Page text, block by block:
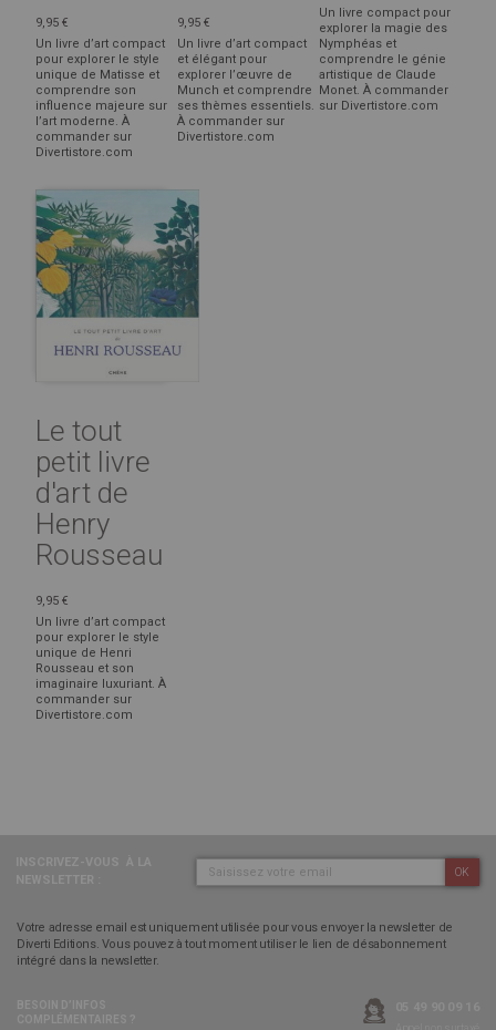
9,95 €
Un livre d’art compact
pour explorer le style
unique de Matisse et
comprendre son
influence majeure sur
l’art moderne. À
commander sur
Divertistore.com
9,95 €
Un livre d’art compact
et élégant pour
explorer l’œuvre de
Munch et comprendre
ses thèmes essentiels.
À commander sur
Divertistore.com
Un livre compact pour
explorer la magie des
Nymphéas et
comprendre le génie
artistique de Claude
Monet. À commander
sur Divertistore.com
Le tout
petit livre
d'art de
Henry
Rousseau
9,95 €
Un livre d’art compact
pour explorer le style
unique de Henri
Rousseau et son
imaginaire luxuriant. À
commander sur
Divertistore.com
OK
Votre adresse email est uniquement utilisée pour vous envoyer la newsletter de
Diverti Editions. Vous pouvez à tout moment utiliser le lien de désabonnement
intégré dans la newsletter.